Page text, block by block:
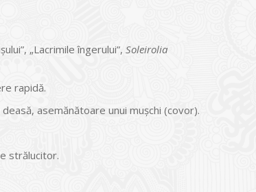
„Lacrimile îngerului”, Soleirolia
rapidă.
asemănătoare unui muşchi (covor).
strălucitor.